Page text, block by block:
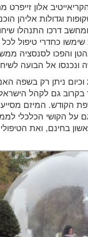
אלון
וגדולות אליהן
דרכו התנהלו
שימשו כחדרי טיפול
והפכו לסנסציה
ונכנסו אל הבועה
השירות זמין 24/7 וכיום ניתן רק
גם לקהל
הקודש. המיזם
על הקושי הכלכלי